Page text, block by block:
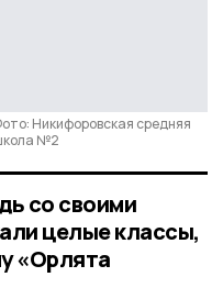
Никифоровская средняя
№2
со своими
целые классы,
«Орлята